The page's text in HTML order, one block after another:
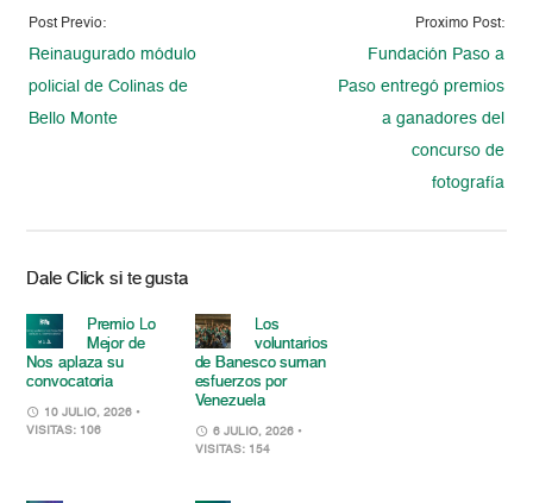
Post Previo:
Reinaugurado módulo
policial de Colinas de
Bello Monte
Proximo Post:
Fundación Paso a
Paso entregó premios
a ganadores del
concurso de
fotografía
Dale Click si te gusta
Premio Lo
Mejor de
Nos aplaza su
convocatoria
10 JULIO, 2026 •
VISITAS: 106
Los
voluntarios
de Banesco suman
esfuerzos por
Venezuela
6 JULIO, 2026 •
VISITAS: 154